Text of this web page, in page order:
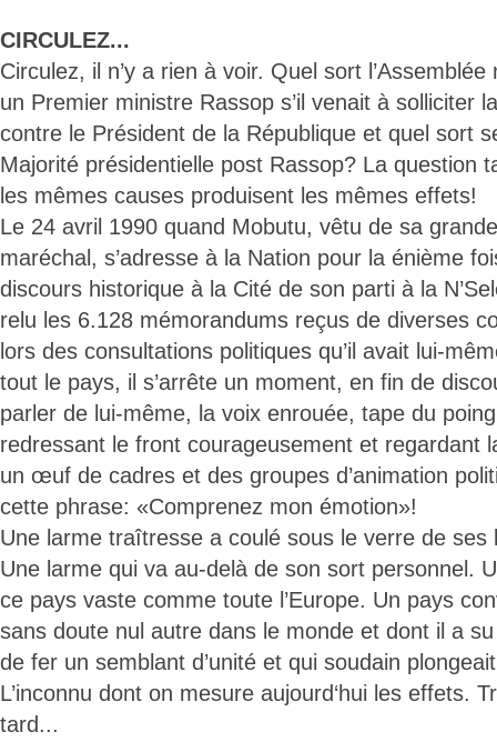
CIRCULEZ...
Circulez, il n’y a rien à voir. Quel sort
un Premier ministre Rassop s’il venait à solliciter
contre le Président de la République et quel sort
Majorité présidentielle post Rassop? La question
les mêmes causes produisent les mêmes effets!
Le 24 avril 1990 quand Mobutu, vêtu de sa
maréchal, s’adresse à la Nation pour la énième
discours historique à la Cité de son parti à la
relu les 6.128 mémorandums reçus de diverses
lors des consultations politiques qu’il avait lui-
tout le pays, il s’arrête un moment, en fin de
parler de lui-même, la voix enrouée, tape du
redressant le front courageusement et regardant
un œuf de cadres et des groupes d’animation
cette phrase: «Comprenez mon émotion»!
Une larme traîtresse a coulé sous le verre de ses
Une larme qui va au-delà de son sort personnel.
ce pays vaste comme toute l’Europe. Un pays
sans doute nul autre dans le monde et dont il a
de fer un semblant d’unité et qui soudain
L’inconnu dont on mesure aujourd‘hui les effets.
tard...